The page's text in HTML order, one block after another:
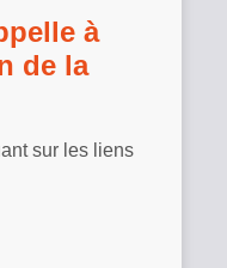
à
de la
sur les liens